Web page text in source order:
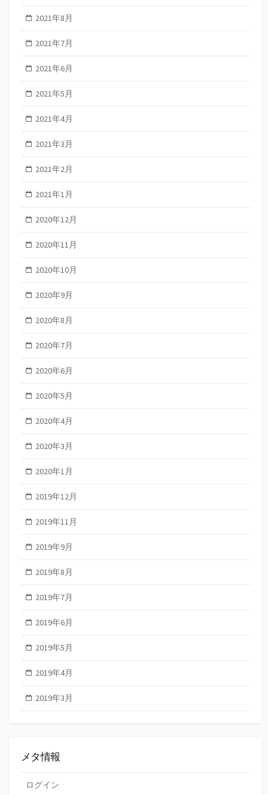
2021年8月
2021年7月
2021年6月
2021年5月
2021年4月
2021年3月
2021年2月
2021年1月
2020年12月
2020年11月
2020年10月
2020年9月
2020年8月
2020年7月
2020年6月
2020年5月
2020年4月
2020年3月
2020年1月
2019年12月
2019年11月
2019年9月
2019年8月
2019年7月
2019年6月
2019年5月
2019年4月
2019年3月
メタ情報
ログイン